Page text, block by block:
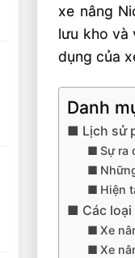
xe nâng
lưu kho và
dụng của
Danh
Lịch sử
Sự ra
Hiện
Các
Xe
Xe